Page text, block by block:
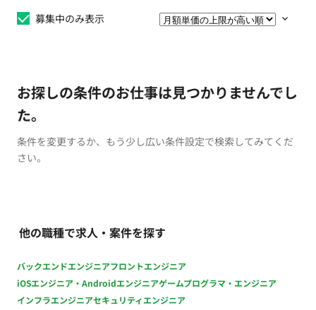
募集中のみ表示
お探しの条件のお仕事は見つかりませんでし
た。
条件を変更するか、もう少し広い条件設定で検索してみてくだ
さい。
他の職種で求人・案件を探す
バックエンドエンジニアフロントエンジニア
iOSエンジニア・Androidエンジニアゲームプログラマ・エンジニア
インフラエンジニアセキュリティエンジニア